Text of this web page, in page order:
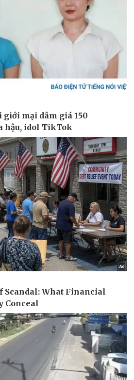
Quân sự - Quốc phòng
Vũ khí
Phân tích